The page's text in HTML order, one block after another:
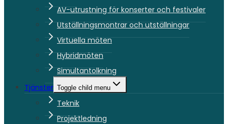
AV-utrustning för konserter och festivaler
Utställningsmontrar och utställningar
Virtuella möten
Hybridmöten
Simultantolkning
Tjänster Toggle child menu
Teknik
Projektledning